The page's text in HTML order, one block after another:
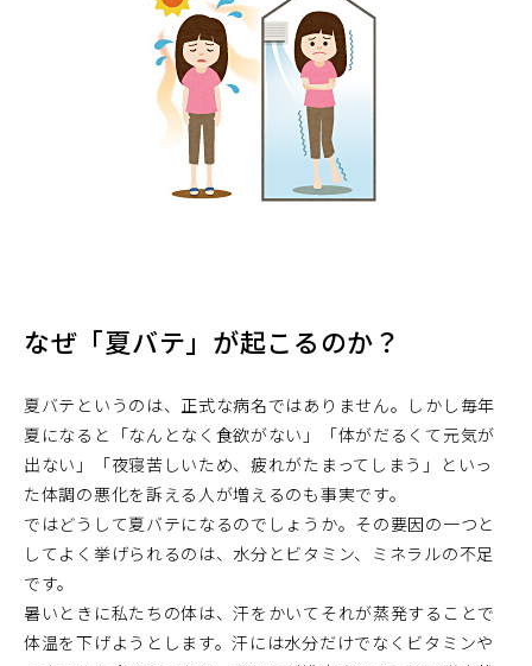
なぜ「夏バテ」が起こるのか？
夏バテというのは、正式な病名ではありません。しかし毎年
夏になると「なんとなく食欲がない」「体がだるくて元気が
出ない」「夜寝苦しいため、疲れがたまってしまう」といっ
た体調の悪化を訴える人が増えるのも事実です。
ではどうして夏バテになるのでしょうか。その要因の一つと
してよく挙げられるのは、水分とビタミン、ミネラルの不足
です。
暑いときに私たちの体は、汗をかいてそれが蒸発することで
体温を下げようとします。汗には水分だけでなくビタミンや